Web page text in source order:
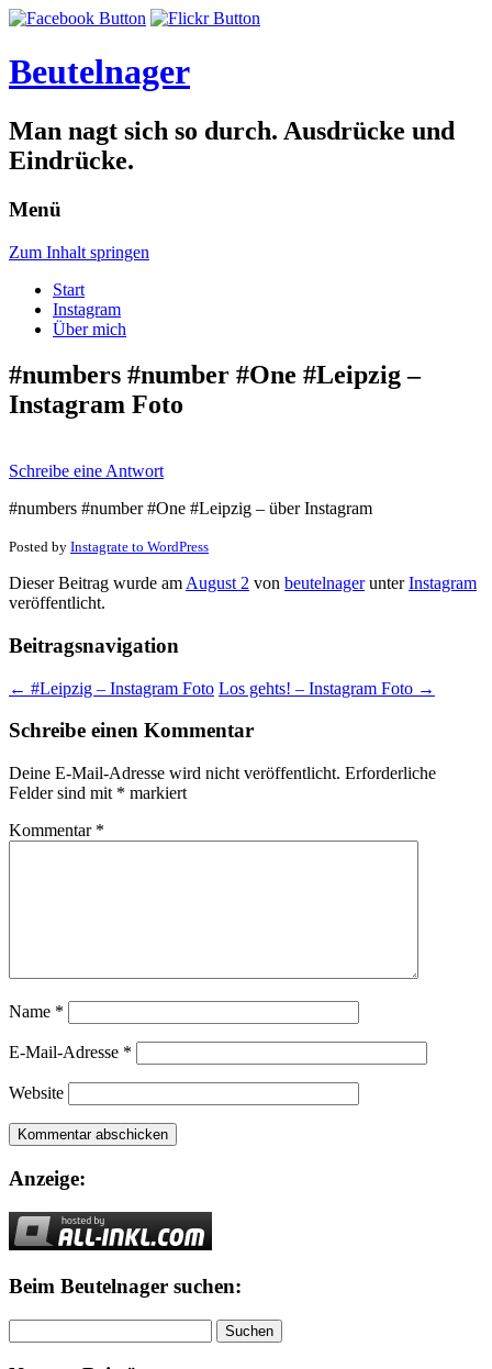
Beutelnager
Man nagt sich so durch. Ausdrücke und
Eindrücke.
Menü
Zum Inhalt springen
Start
Instagram
Über mich
#numbers #number #One #Leipzig –
Instagram Foto
Schreibe eine Antwort
#numbers #number #One #Leipzig – über Instagram
Posted by Instagrate to WordPress
Dieser Beitrag wurde am August 2 von beutelnagerunterInstagram
veröffentlicht.
Beitragsnavigation
← #Leipzig – Instagram Foto Los gehts! – Instagram Foto →
Schreibe einen Kommentar
Deine E-Mail-Adresse wird nicht veröffentlicht. Erforderliche
Felder sind mit * markiert
Kommentar *
Name *
E-Mail-Adresse *
Website
Anzeige:
Beim Beutelnager suchen:
nach: